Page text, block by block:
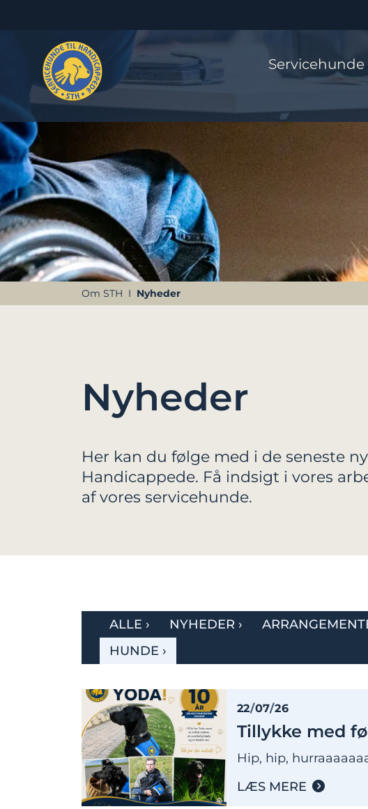
Servicehunde
Om STH Nyheder
Nyheder
Her kan du følge med i de seneste
Handicappede. Få indsigt i vores
af vores servicehunde.
ALLE › NYHEDER ›
HUNDE ›
22/07/26
Tillykke med
Hip, hip,
LÆS MERE